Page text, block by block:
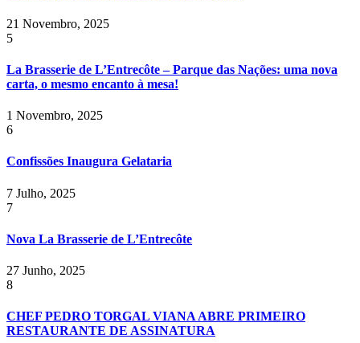
21 Novembro, 2025
5
La Brasserie de L’Entrecôte – Parque das Nações: uma nova
carta, o mesmo encanto à mesa!
1 Novembro, 2025
6
Confissões Inaugura Gelataria
7 Julho, 2025
7
Nova La Brasserie de L’Entrecôte
27 Junho, 2025
8
CHEF PEDRO TORGAL VIANA ABRE PRIMEIRO
RESTAURANTE DE ASSINATURA